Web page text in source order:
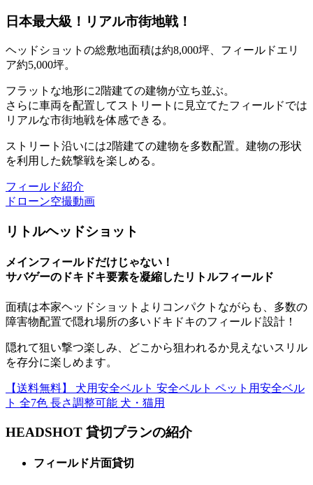
日本最大級！リアル市街地戦！
ヘッドショットの総敷地面積は約8,000坪、フィールドエリ
ア約5,000坪。
フラットな地形に2階建ての建物が立ち並ぶ。
さらに車両を配置してストリートに見立てたフィールドでは
リアルな市街地戦を体感できる。
ストリート沿いには2階建ての建物を多数配置。建物の形状
を利用した銃撃戦を楽しめる。
フィールド紹介
ドローン空撮動画
リトルヘッドショット
メインフィールドだけじゃない！
サバゲーのドキドキ要素を凝縮したリトルフィールド
面積は本家ヘッドショットよりコンパクトながらも、多数の
障害物配置で隠れ場所の多いドキドキのフィールド設計！
隠れて狙い撃つ楽しみ、どこから狙われるか見えないスリル
を存分に楽しめます。
【送料無料】 犬用安全ベルト 安全ベルト ペット用安全ベル
ト 全7色 長さ調整可能 犬・猫用
HEADSHOT 貸切プランの紹介
フィールド片面貸切